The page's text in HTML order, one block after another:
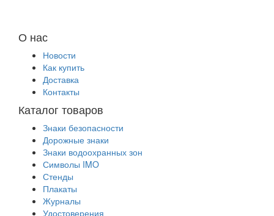
О нас
Новости
Как купить
Доставка
Контакты
Каталог товаров
Знаки безопасности
Дорожные знаки
Знаки водоохранных зон
Символы IMO
Стенды
Плакаты
Журналы
Удостоверения